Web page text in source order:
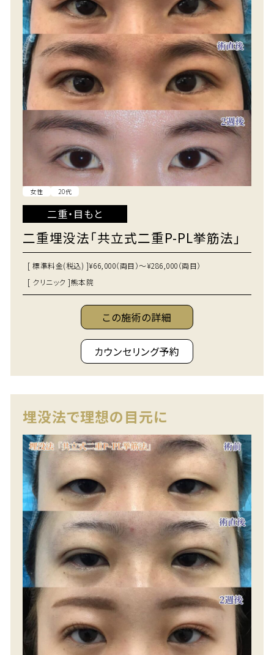
女性 20代
二重・目もと
二重埋没法「共立式二重P-PL挙筋法」
[ 標準料金(税込) ]¥66,000（両目）～¥286,000（両目）
[ クリニック ]熊本院
この施術の詳細
カウンセリング予約
埋没法で理想の目元に